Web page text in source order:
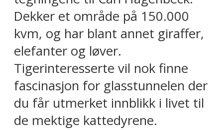
Dekker et område på 150.000
kvm, og har blant annet giraffer,
elefanter og løver.
Tigerinteresserte vil nok finne
fascinasjon for glasstunnelen der
du får utmerket innblikk i livet til
de mektige kattedyrene.